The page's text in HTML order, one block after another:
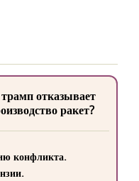
отказывает
ракет?
конфликта.